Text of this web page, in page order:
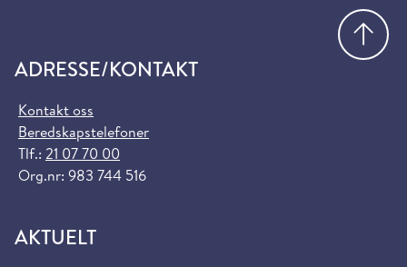
ADRESSE/KONTAKT
Kontakt oss
Beredskapstelefoner
Tlf.: 21 07 70 00
Org.nr: 983 744 516
AKTUELT